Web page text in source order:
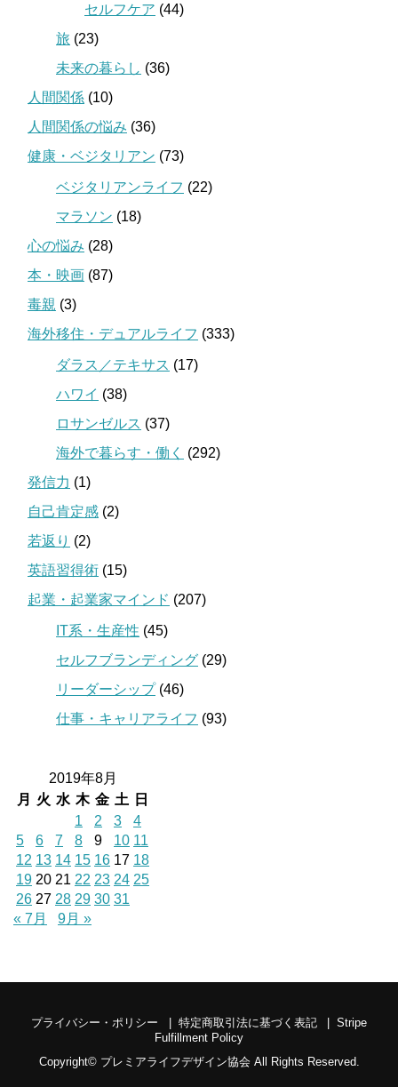
セルフケア (44)
旅 (23)
未来の暮らし (36)
人間関係 (10)
人間関係の悩み (36)
健康・ベジタリアン (73)
ベジタリアンライフ (22)
マラソン (18)
心の悩み (28)
本・映画 (87)
毒親 (3)
海外移住・デュアルライフ (333)
ダラス／テキサス (17)
ハワイ (38)
ロサンゼルス (37)
海外で暮らす・働く
(292)
発信力 (1)
自己肯定感 (2)
若返り (2)
英語習得術 (15)
起業・起業家マインド (207)
IT系・生産性 (45)
セルフブランディング (29)
リーダーシップ(46)
仕事・キャリアライフ (93)
2019年8月
月
火 水 木 金 土
日
1
2 3
4
5
6 7 8 9 10 11
12 13 14 15 16 17 18
19 20 21 22 23 24 25
26 27 28 29 30 31
« 7月
9月 »
プライバシー・ポリシー 特定商取引法に基づく表記
Stripe
Fulfillment Policy
Copyright© プレミアライフデザイン協会 All Rights Reserved.